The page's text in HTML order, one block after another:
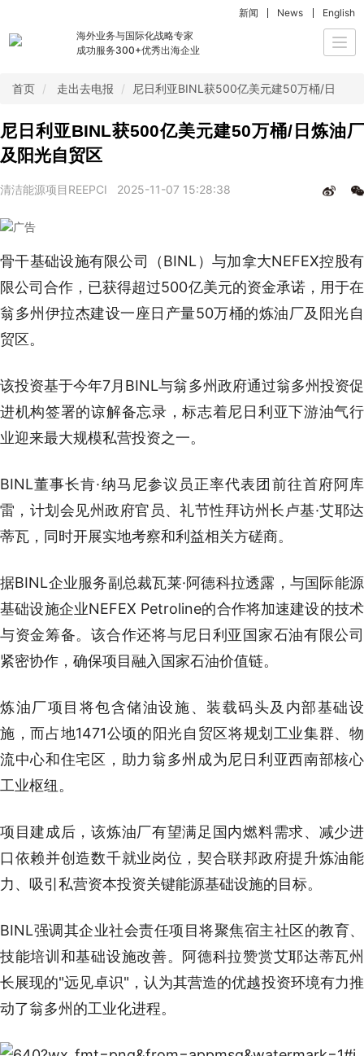
海外业务与国际化战略专家
成功服务300+优秀出海企业
新闻 News English
首页 走出去电报 尼日利亚BINL获500亿美元建50万桶/日炼油
尼日利亚BINL获500亿美元建50万桶/日炼油厂
及阳光自贸区
清洁能源项目REEPCI 2025-11-07 15:28:38
骨干基础设施有限公司（BINL）与加拿大NEFEX控股有
限公司合作，已获得超过500亿美元的资金承诺，用于在
翁多州伊拉杰建设一座日产量50万桶的炼油厂及阳光自
贸区。
该投资基于今年7月BINL与翁多州政府通过翁多州投资促
进机构签署的谅解备忘录，标志着尼日利亚下游油气行
业迎来最大规模私营投资之一。
BINL董事长肯·纳马尼参议员正率代表团前往首府阿库
雷，计划会见州政府官员、礼节性拜访州长卢基·艾耶达
蒂瓦，同时开展实地考察和利益相关方磋商。
据BINL企业服务副总裁瓦莱·阿德科拉透露，与国际能源
基础设施企业NEFEX Petroline的合作将加速建设的技术
与资金筹备。该合作还将与尼日利亚国家石油有限公司
紧密协作，确保项目融入国家石油价值链。
炼油厂项目将包含储油设施、装载码头及内部基础设
施，而占地1471公顷的阳光自贸区将规划工业集群、物
流中心和住宅区，助力翁多州成为尼日利亚西南部核心
工业枢纽。
项目建成后，该炼油厂有望满足国内燃料需求、减少进
口依赖并创造数千就业岗位，契合联邦政府提升炼油能
力、吸引私营资本投资关键能源基础设施的目标。
BINL强调其企业社会责任项目将聚焦宿主社区的教育、
技能培训和基础设施改善。阿德科拉赞赏艾耶达蒂瓦州
长展现的"远见卓识"，认为其营造的优越投资环境有力推
动了翁多州的工业化进程。